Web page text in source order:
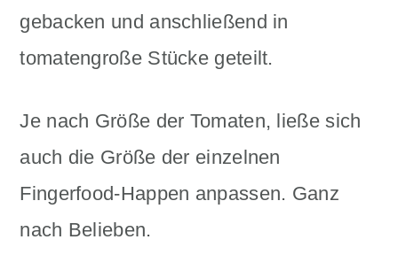
gebacken und anschließend in
tomatengroße Stücke geteilt.
Je nach Größe der Tomaten, ließe sich
auch die Größe der einzelnen
Fingerfood-Happen anpassen. Ganz
nach Belieben.